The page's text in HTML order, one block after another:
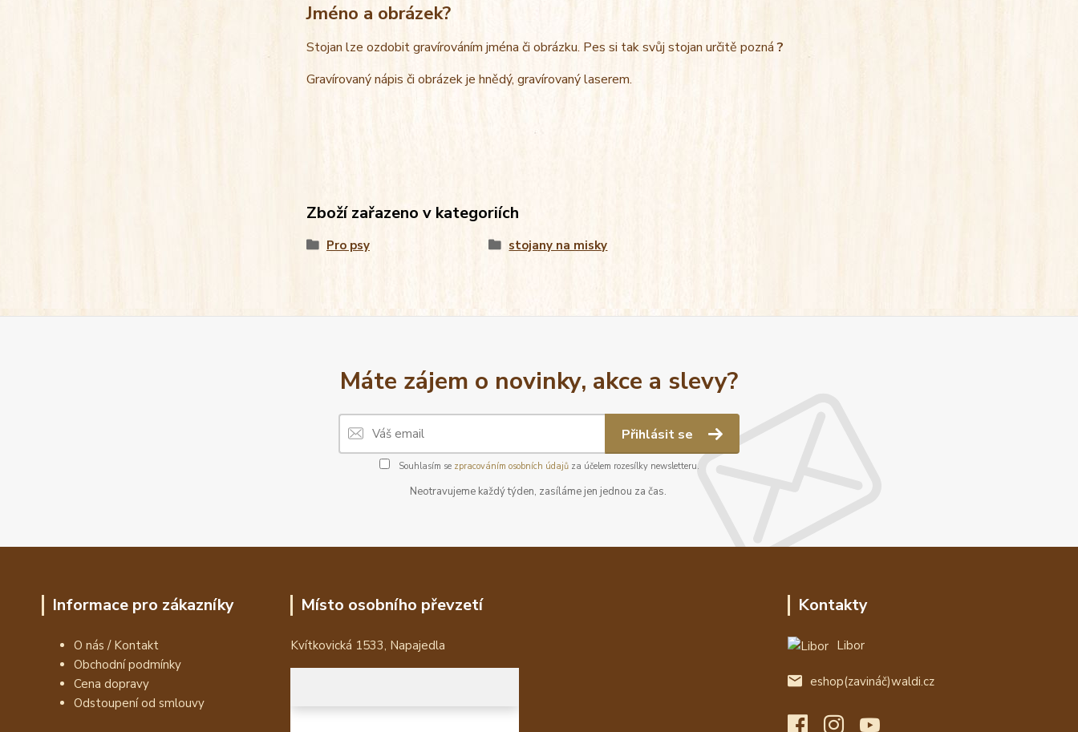
Jméno a obrázek?
Stojan lze ozdobit gravírováním jména či obrázku. Pes si tak svůj stojan určitě pozná?
Gravírovaný nápis či obrázek je hnědý, gravírovaný laserem.
Zboží zařazeno v kategoriích
Pro psy stojany na misky
Máte zájem o novinky, akce a slevy?
Přihlásit se
Souhlasím se zpracováním osobních údajůza účelem rozesílky newsletteru.
Neotravujeme každý týden, zasíláme jen jednou za čas.
Informace pro zákazníky
O nás / Kontakt
Obchodní podmínky
Cena dopravy
Odstoupení od smlouvy
Místo osobního převzetí
Kvítkovická 1533, Napajedla
Kontakty
Libor
eshop(zavináč)waldi.cz